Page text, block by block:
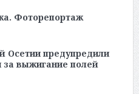
Фоторепортаж
Осетии предупредили
за выжигание полей